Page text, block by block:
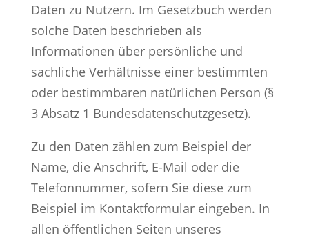
Daten zu Nutzern. Im Gesetzbuch werden
solche Daten beschrieben als
Informationen über persönliche und
sachliche Verhältnisse einer bestimmten
oder bestimmbaren natürlichen Person (§
3 Absatz 1 Bundesdatenschutzgesetz).
Zu den Daten zählen zum Beispiel der
Name, die Anschrift, E-Mail oder die
Telefonnummer, sofern Sie diese zum
Beispiel im Kontaktformular eingeben. In
allen öffentlichen Seiten unseres